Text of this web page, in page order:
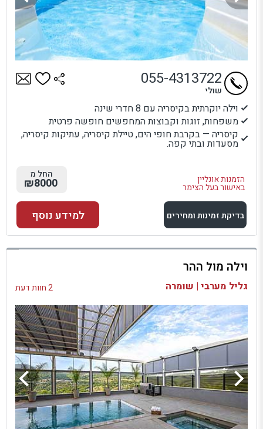
וילה יוקרתית בקיסריה עם 8 חדרי שינה
משפחות, זוגות וקבוצות המחפשים חופשה פרטית
קיסריה — בקרבת חופי הים, טיילת קיסריה, עתיקות קיסריה,
מסעדות ובתי קפה.
הזמנות אונליין
באישור בעל הצימר
055-4313722
שולי
החל מ
₪8000
בדיקת זמינות ומחירים
למתחם זה
בדיקת זמינות ומחירים
למידע נוסף
וילה מול ההר
גליל מערבי | שומרה 2 חוות דעת